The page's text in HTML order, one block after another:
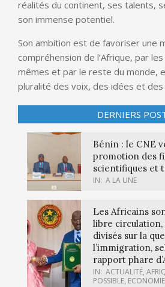
réalités du continent, ses talents,
son immense potentiel.
Son ambition est de favoriser une
compréhension de l’Afrique, par
mêmes et par le reste du monde,
pluralité des voix, des idées et
DERNIERS
Bénin : le CNE
promotion des
scientifiques et
IN: A LA UNE
Les Africains
libre
divisés sur la
l’immigration,
rapport phare
IN: ACTUALITÉ,
POSSIBLE, ECONOMIE